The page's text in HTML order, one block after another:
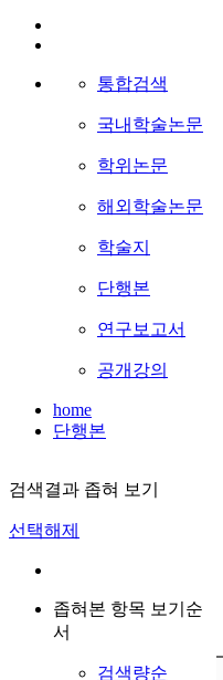
통합검색
국내학술논문
학위논문
해외학술논문
학술지
단행본
연구보고서
공개강의
home
단행본
검색결과 좁혀 보기
선택해제
좁혀본 항목 보기순
서
검색량순